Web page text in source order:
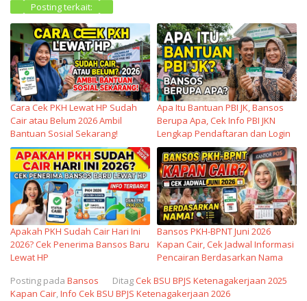
Posting terkait:
Cara Cek PKH Lewat HP Sudah
Cair atau Belum 2026 Ambil
Bantuan Sosial Sekarang!
Apa Itu Bantuan PBI JK, Bansos
Berupa Apa, Cek Info PBI JKN
Lengkap Pendaftaran dan Login
Apakah PKH Sudah Cair Hari Ini
2026? Cek Penerima Bansos Baru
Lewat HP
Bansos PKH-BPNT Juni 2026
Kapan Cair, Cek Jadwal Informasi
Pencairan Berdasarkan Nama
Posting pada Bansos DitagCek BSU BPJS Ketenagakerjaan 2025
Kapan Cair,Info Cek BSU BPJS Ketenagakerjaan 2026